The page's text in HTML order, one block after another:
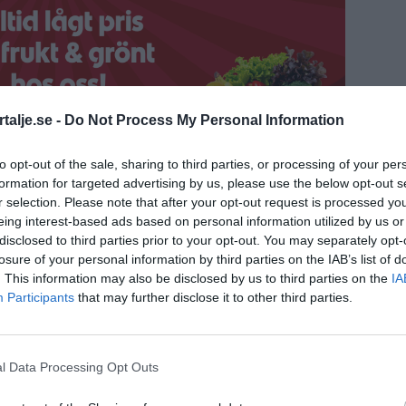
- Do Not Process My Personal Information
opt-out of the sale, sharing to third parties, or processing of your
for targeted advertising by us, please use the below opt-out
selection. Please note that after your opt-out request is processed
interest-based ads based on personal information utilized by us
to third parties prior to your opt-out. You may separately
of your personal information by third parties on the IAB’s list of
This information may also be disclosed by us to third parties on the
Participants that may further disclose it to other third parties.
Data Processing Opt Outs
plan mot pågående dödligt våld (PDV) och
för såväl kommunala som fristående
skjutningen i Florida år 2018, då 17
skadades, säger Beronius.
och kommunen planerar att införa e-
anställda kan ta del av den senaste